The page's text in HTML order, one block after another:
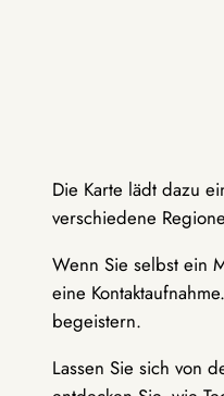
Die Karte lädt dazu
verschiedene
Wenn Sie selbst ein
eine
begeistern.
Lassen Sie sich von